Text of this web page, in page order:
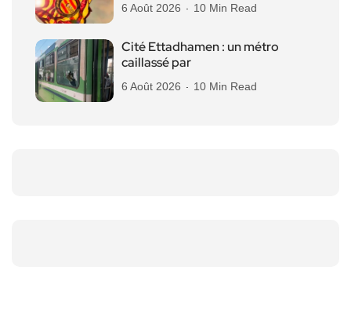
6 Août 2026 10 Min Read
Cité Ettadhamen : un métro
caillassé par
6 Août 2026 10 Min Read